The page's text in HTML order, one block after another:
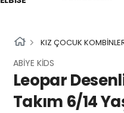
KIZ ÇOCUK
ABİYE KİDS
Leopar
Takım 6/14